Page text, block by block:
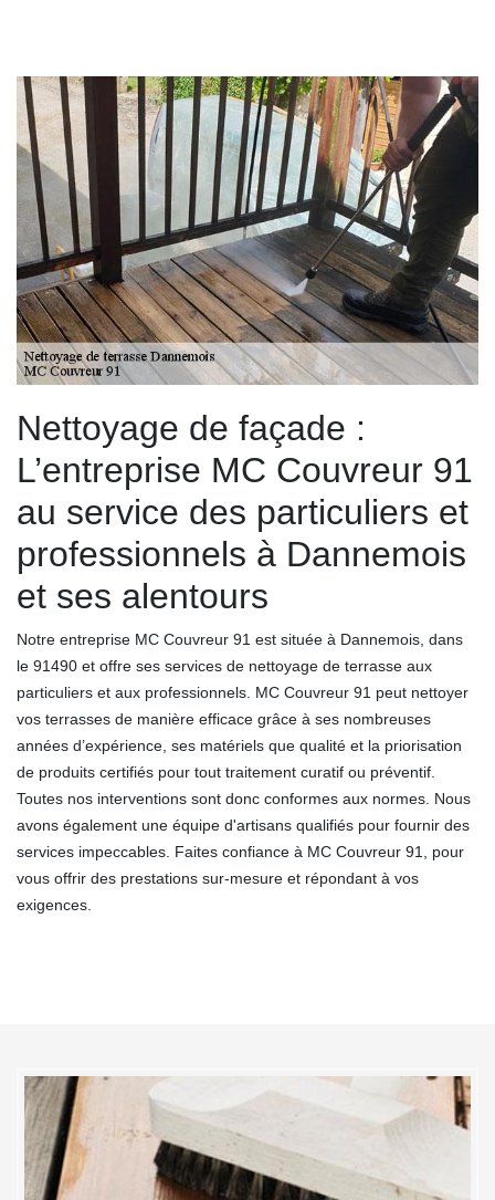
Nettoyage de façade :
L’entreprise MC Couvreur 91
au service des particuliers et
professionnels à Dannemois
et ses alentours
Notre entreprise MC Couvreur 91 est située à Dannemois, dans
le 91490 et offre ses services de nettoyage de terrasse aux
particuliers et aux professionnels. MC Couvreur 91 peut nettoyer
vos terrasses de manière efficace grâce à ses nombreuses
années d’expérience, ses matériels que qualité et la priorisation
de produits certifiés pour tout traitement curatif ou préventif.
Toutes nos interventions sont donc conformes aux normes. Nous
avons également une équipe d'artisans qualifiés pour fournir des
services impeccables. Faites confiance à MC Couvreur 91, pour
vous offrir des prestations sur-mesure et répondant à vos
exigences.